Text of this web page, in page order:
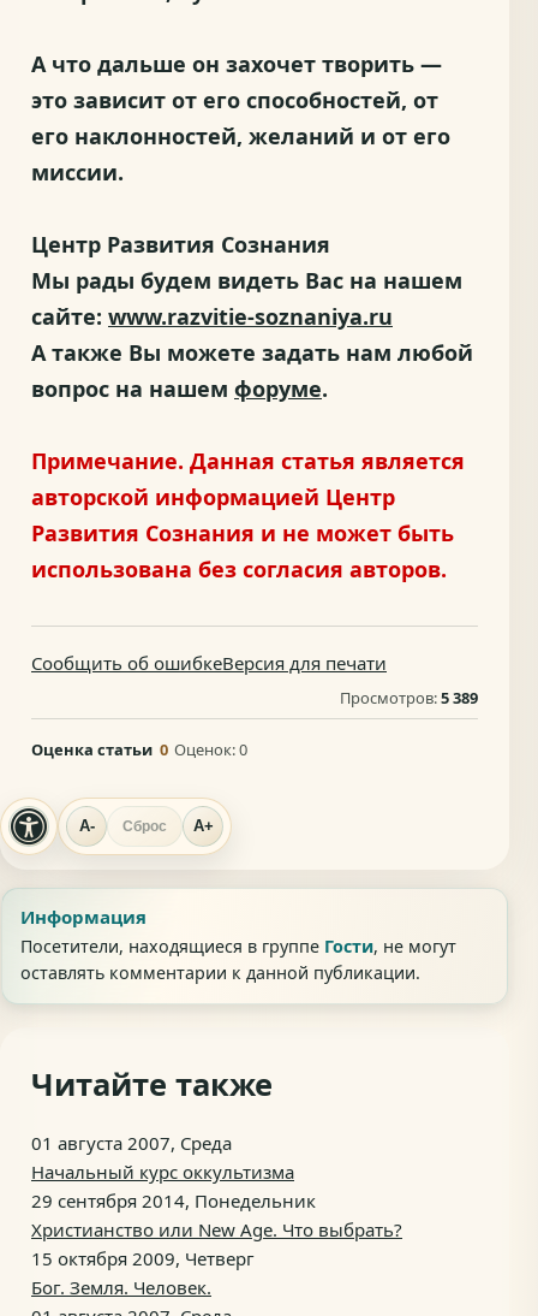
A- Сброс A+
А что дальше он захочет творить —
это зависит от его способностей, от
его наклонностей, желаний и от его
миссии.
Центр Развития Сознания
Мы рады будем видеть Вас на нашем
сайте: www.razvitie-soznaniya.ru
А также Вы можете задать нам любой
вопрос на нашем форуме.
Примечание. Данная статья является
авторской информацией Центр
Развития Сознания и не может быть
использована без согласия авторов.
Сообщить об ошибкеВерсия для печати
Просмотров:5 389
Оценка статьи 0 Оценок:0
Информация
Посетители, находящиеся в группе Гости, не могут
оставлять комментарии к данной публикации.
Читайте также
01 августа 2007, Среда
Начальный курс оккультизма
29 сентября 2014, Понедельник
Христианство или New Age. Что выбрать?
15 октября 2009, Четверг
Бог. Земля. Человек.